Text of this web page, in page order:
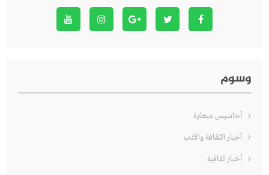
وسوم
أحاسيس مبعثرة
أخبار الثقافة والأدب
أخبار ثقافية